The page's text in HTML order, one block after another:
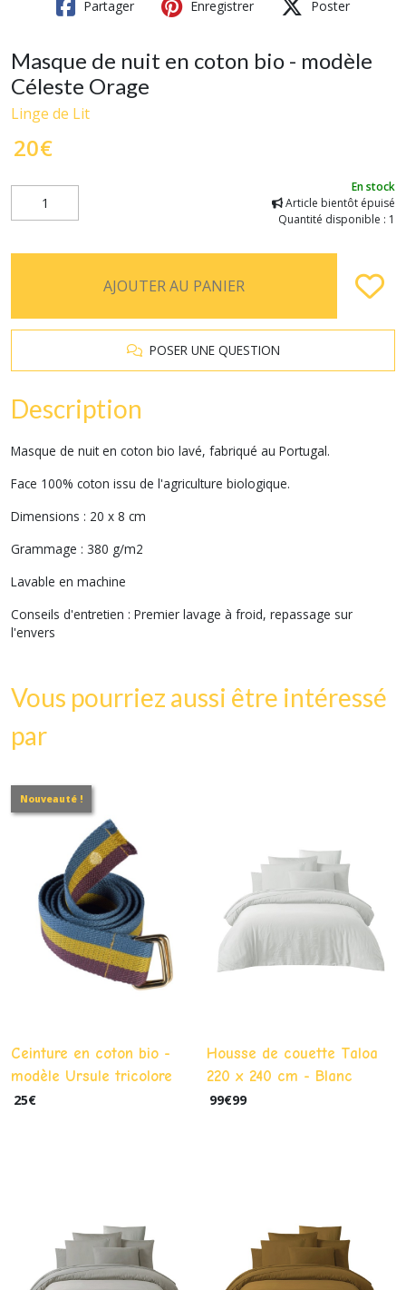
Partager Enregistrer Poster
Masque de nuit en coton bio - modèle
Céleste Orage
Linge de Lit
20€
En stock
Article bientôt épuisé
Quantité disponible : 1
AJOUTER AU PANIER
POSER UNE QUESTION
Description
Masque de nuit en coton bio lavé, fabriqué au Portugal.
Face 100% coton issu de l'agriculture biologique.
Dimensions : 20 x 8 cm
Grammage : 380 g/m2
Lavable en machine
Conseils d'entretien : Premier lavage à froid, repassage sur
l'envers
Vous pourriez aussi être intéressé
par
Nouveauté !
Ceinture en coton bio -
modèle Ursule tricolore
25€
Housse de couette Taloa
220 x 240 cm - Blanc
99€99